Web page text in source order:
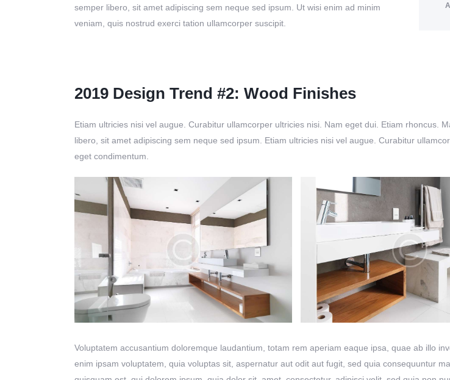
semper libero, sit amet adipiscing sem neque sed ipsum. Ut wisi enim ad minim
veniam, quis nostrud exerci tation ullamcorper suscipit.
2019 Design Trend #2: Wood Finishes
Etiam ultricies nisi vel augue. Curabitur ullamcorper ultricies nisi. Nam eget dui. Etiam rhoncus.
libero, sit amet adipiscing sem neque sed ipsum. Etiam ultricies nisi vel augue. Curabitur
eget condimentum.
Voluptatem accusantium doloremque laudantium, totam rem aperiam eaque ipsa, quae ab illo
enim ipsam voluptatem, quia voluptas sit, aspernatur aut odit aut fugit, sed quia consequuntur